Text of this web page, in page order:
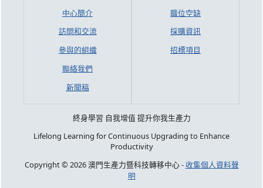
中心簡介
訪問和交流
參與的組織
聯絡我們
新聞稿
職位空缺
採購資訊
招標項目
終身學習 自我增值 提升你我生產力
Lifelong Learning for Continuous Upgrading to Enhance
Productivity
Copyright © 2026 澳門生產力暨科技轉移中心 - 收集個人資料聲
明